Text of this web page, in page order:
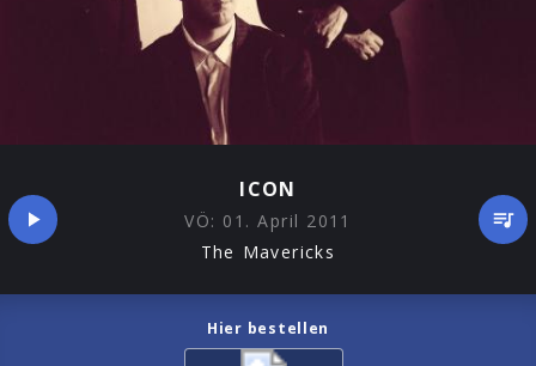
ICON
VÖ: 01. April 2011
The Mavericks
Hier bestellen